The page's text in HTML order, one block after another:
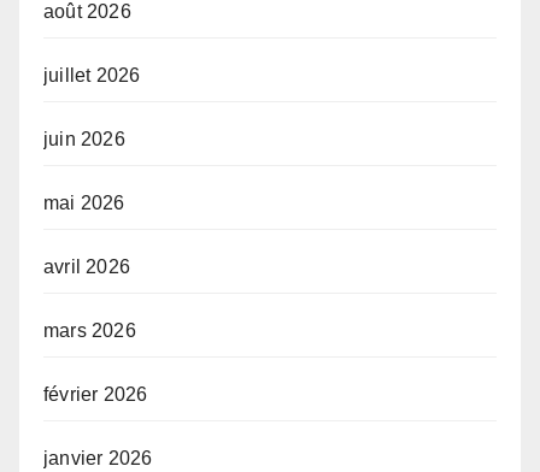
août 2026
juillet 2026
juin 2026
mai 2026
avril 2026
mars 2026
février 2026
janvier 2026